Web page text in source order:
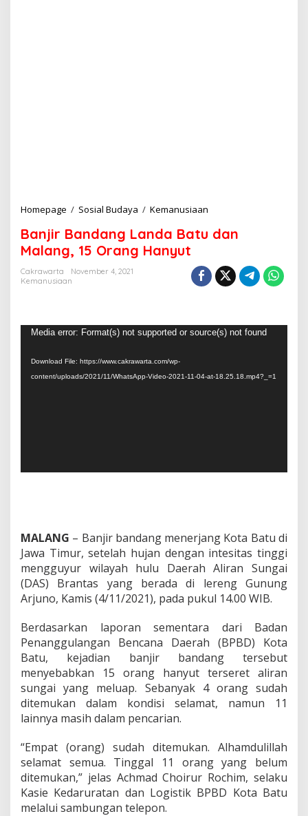
Homepage / Sosial Budaya / Kemanusiaan
n
r
B
a
a
u
l
a
n
g
,
1
r
a
n
g
H
a
t
Banjir Bandang Landa Batu dan
Malang, 15 Orang Hanyut
Cakrawarta
November 4, 2021
Kemanusiaan
Video
Media error: Format(s) not supported or source(s) not found
Download File: https://www.cakrawarta.com/wp-
content/uploads/2021/11/WhatsApp-Video-2021-11-04-at-18.25.18.mp4?_=1
MALANG – Banjir bandang menerjang Kota Batu di
Jawa Timur, setelah hujan dengan intesitas tinggi
mengguyur wilayah hulu Daerah Aliran Sungai
(DAS) Brantas yang berada di lereng Gunung
Arjuno, Kamis (4/11/2021), pada pukul 14.00 WIB.
Berdasarkan laporan sementara dari Badan
Penanggulangan Bencana Daerah (BPBD) Kota
Batu, kejadian banjir bandang tersebut
menyebabkan 15 orang hanyut terseret aliran
sungai yang meluap. Sebanyak 4 orang sudah
ditemukan dalam kondisi selamat, namun 11
lainnya masih dalam pencarian.
“Empat (orang) sudah ditemukan. Alhamdulillah
selamat semua. Tinggal 11 orang yang belum
ditemukan,” jelas Achmad Choirur Rochim, selaku
Kasie Kedaruratan dan Logistik BPBD Kota Batu
melalui sambungan telepon.